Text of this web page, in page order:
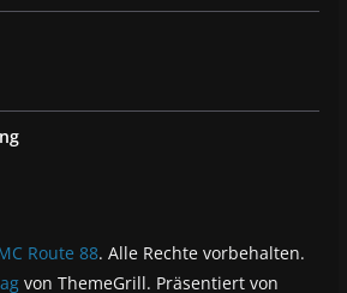
Route 88. Alle Rechte vorbehalten.
von ThemeGrill. Präsentiert von